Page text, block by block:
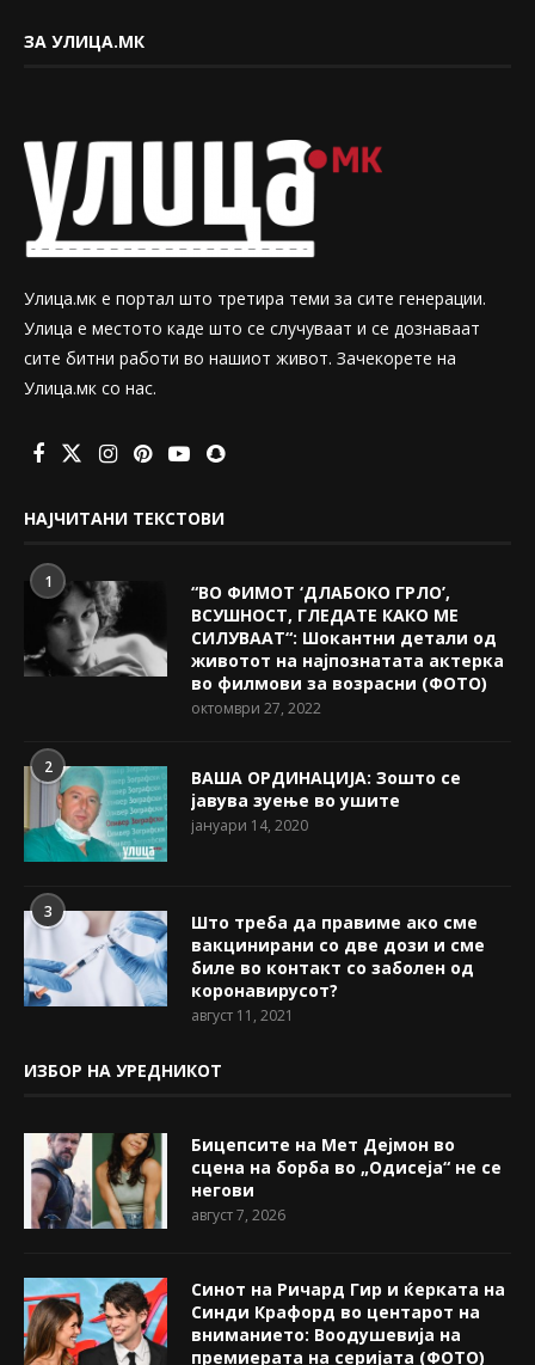
ЗА УЛИЦА.МК
Улица.мк е портал што третира теми за сите генерации.
Улица е местото каде што се случуваат и се дознаваат
сите битни работи во нашиот живот. Зачекорете на
Улица.мк со нас.
НАЈЧИТАНИ ТЕКСТОВИ
1
“ВО ФИМОТ ‘ДЛАБОКО ГРЛО’,
ВСУШНОСТ, ГЛЕДАТЕ КАКО МЕ
СИЛУВААТ“: Шокантни детали од
животот на најпознатата актерка
во филмови за возрасни (ФОТО)
октомври 27, 2022
2
ВАША ОРДИНАЦИЈА: Зошто се
јавува зуење во ушите
јануари 14, 2020
3
Што треба да правиме ако сме
вакцинирани со две дози и сме
биле во контакт со заболен од
коронавирусот?
август 11, 2021
ИЗБОР НА УРЕДНИКОТ
Бицепсите на Мет Дејмон во
сцена на борба во „Одисеја“ не се
негови
август 7, 2026
Синот на Ричард Гир и ќерката на
Синди Крафорд во центарот на
вниманието: Воодушевија на
премиерата на серијата (ФОТО)